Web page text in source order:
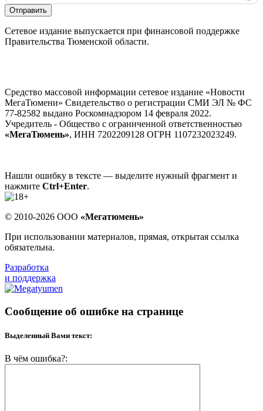
Отправить
Сетевое издание выпускается при финансовой поддержке
Правительства Тюменской области.
Средство массовой информации сетевое издание «Новости
МегаТюмени» Свидетельство о регистрации СМИ ЭЛ № ФС
77-82582 выдано Роскомнадзором 14 февраля 2022.
Учредитель - Общество с ограниченной ответственностью
«МегаТюмень», ИНН 7202209128 ОГРН 1107232023249.
Нашли ошибку в тексте — выделите нужный фрагмент и
нажмите Ctrl+Enter.
© 2010-2026 ООО «Мегатюмень»
При использовании материалов, прямая, открытая ссылка
обязательна.
Разработка
и поддержка
Сообщение об ошибке на странице
Выделенный Вами текст:
В чём ошибка?: